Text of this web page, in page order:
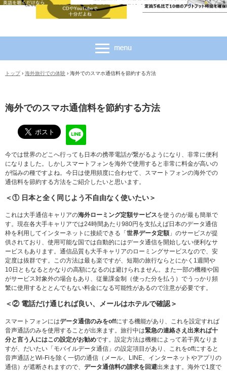
トップ › 海外旅行での体験 › 海外でのスマホ通信料を節約する方法
海外でのスマホ通信料を節約する方法
今では世界のどこへ行っても日本の携帯電話が繋がるようになり、非常に便利
になりました。しかしスマートフォンを海外で使用すると非常に料金が高いの
が悩みの種ですよね。今日は使用頻度に合わせて、スマートフォンの海外での
通信料を節約する方法をご紹介したいと思います。
＜① 日本と全く同じよう不自由なく使いたい＞
これは大手通信キャリアの海外ローミング定額サービスを使うのが最も簡単で
す。現在各大手キャリアでは24時間あたり980円を支払えば日本のデータ通信
枠を利用してインターネットに接続できる「 世界データ定額 」のサービスが提
供されており、使用可能な国では自動的にはデータ通信を開始しない便利なサ
ービスもあります。通信品質も大手キャリアのローミングサービスなので、安
定度は抜群です。この方法は最も楽ですが、短期の旅行ならとにかく1週間や
10日ともなるとかなりの高額になるのは避けられません。また一部の機種や国
がサービス対象外の場合もあり、従量課金制（使った分を払う）でうっかり頻
繁に使用するととんでもない料金になる可能性があるので注意が必要です。
＜② 電話だけ通じれば良い、メールはホテルで確認＞
スマートフォンにはデータ通信のみをoffにする機能があり、これを設定すれば
音声通話のみを使用することが出来ます。旅行中は緊急の連絡さえ出来れば十
分と言う人にはこの設定がお勧めです。設定方法は機種によって若干異なりま
すが、だいたい「モバイルデータ通信」の設定項目があり、これをoffにすると
音声通話とWi-Fiを除く一切の通信（メール、LINE、インターネットやアプリの
通信）が遮断されますので、 データ通信料の請求を回避出来ます。海外で1度で